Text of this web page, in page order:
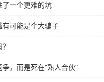
了一个更难的坑
有可能是个大骗子
，而是死在"熟人合伙"